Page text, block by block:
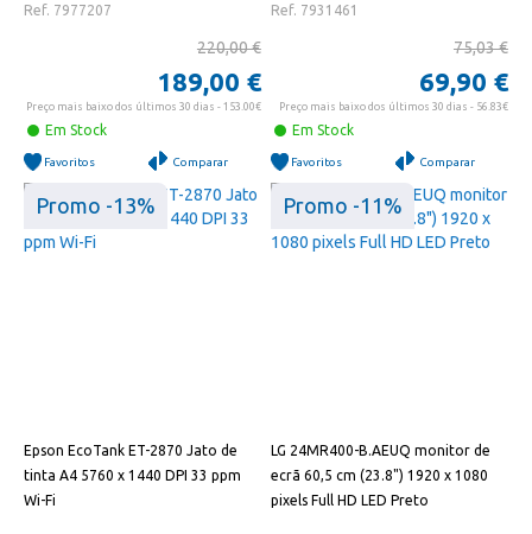
Ref. 7977207
220,00 €
189,00 €
Preço mais baixo dos últimos 30 dias - 153.00€
Em Stock
Favoritos Comparar
Ref. 7931461
75,03 €
69,90 €
Preço mais baixo dos últimos 30 dias - 56.83€
Em Stock
Favoritos Comparar
Promo -13%
Epson EcoTank ET-2870 Jato de
tinta A4 5760 x 1440 DPI 33 ppm
Wi-Fi
Promo -11%
LG 24MR400-B.AEUQ monitor de
ecrã 60,5 cm (23.8") 1920 x 1080
pixels Full HD LED Preto